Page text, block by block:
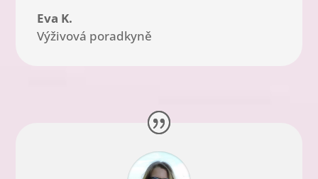
Eva K.
Výživová poradkyně